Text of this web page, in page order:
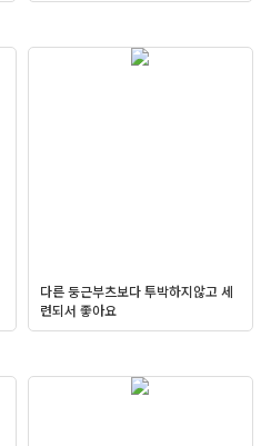
다른 둥근부츠보다 투박하지않고 세
련되서 좋아요